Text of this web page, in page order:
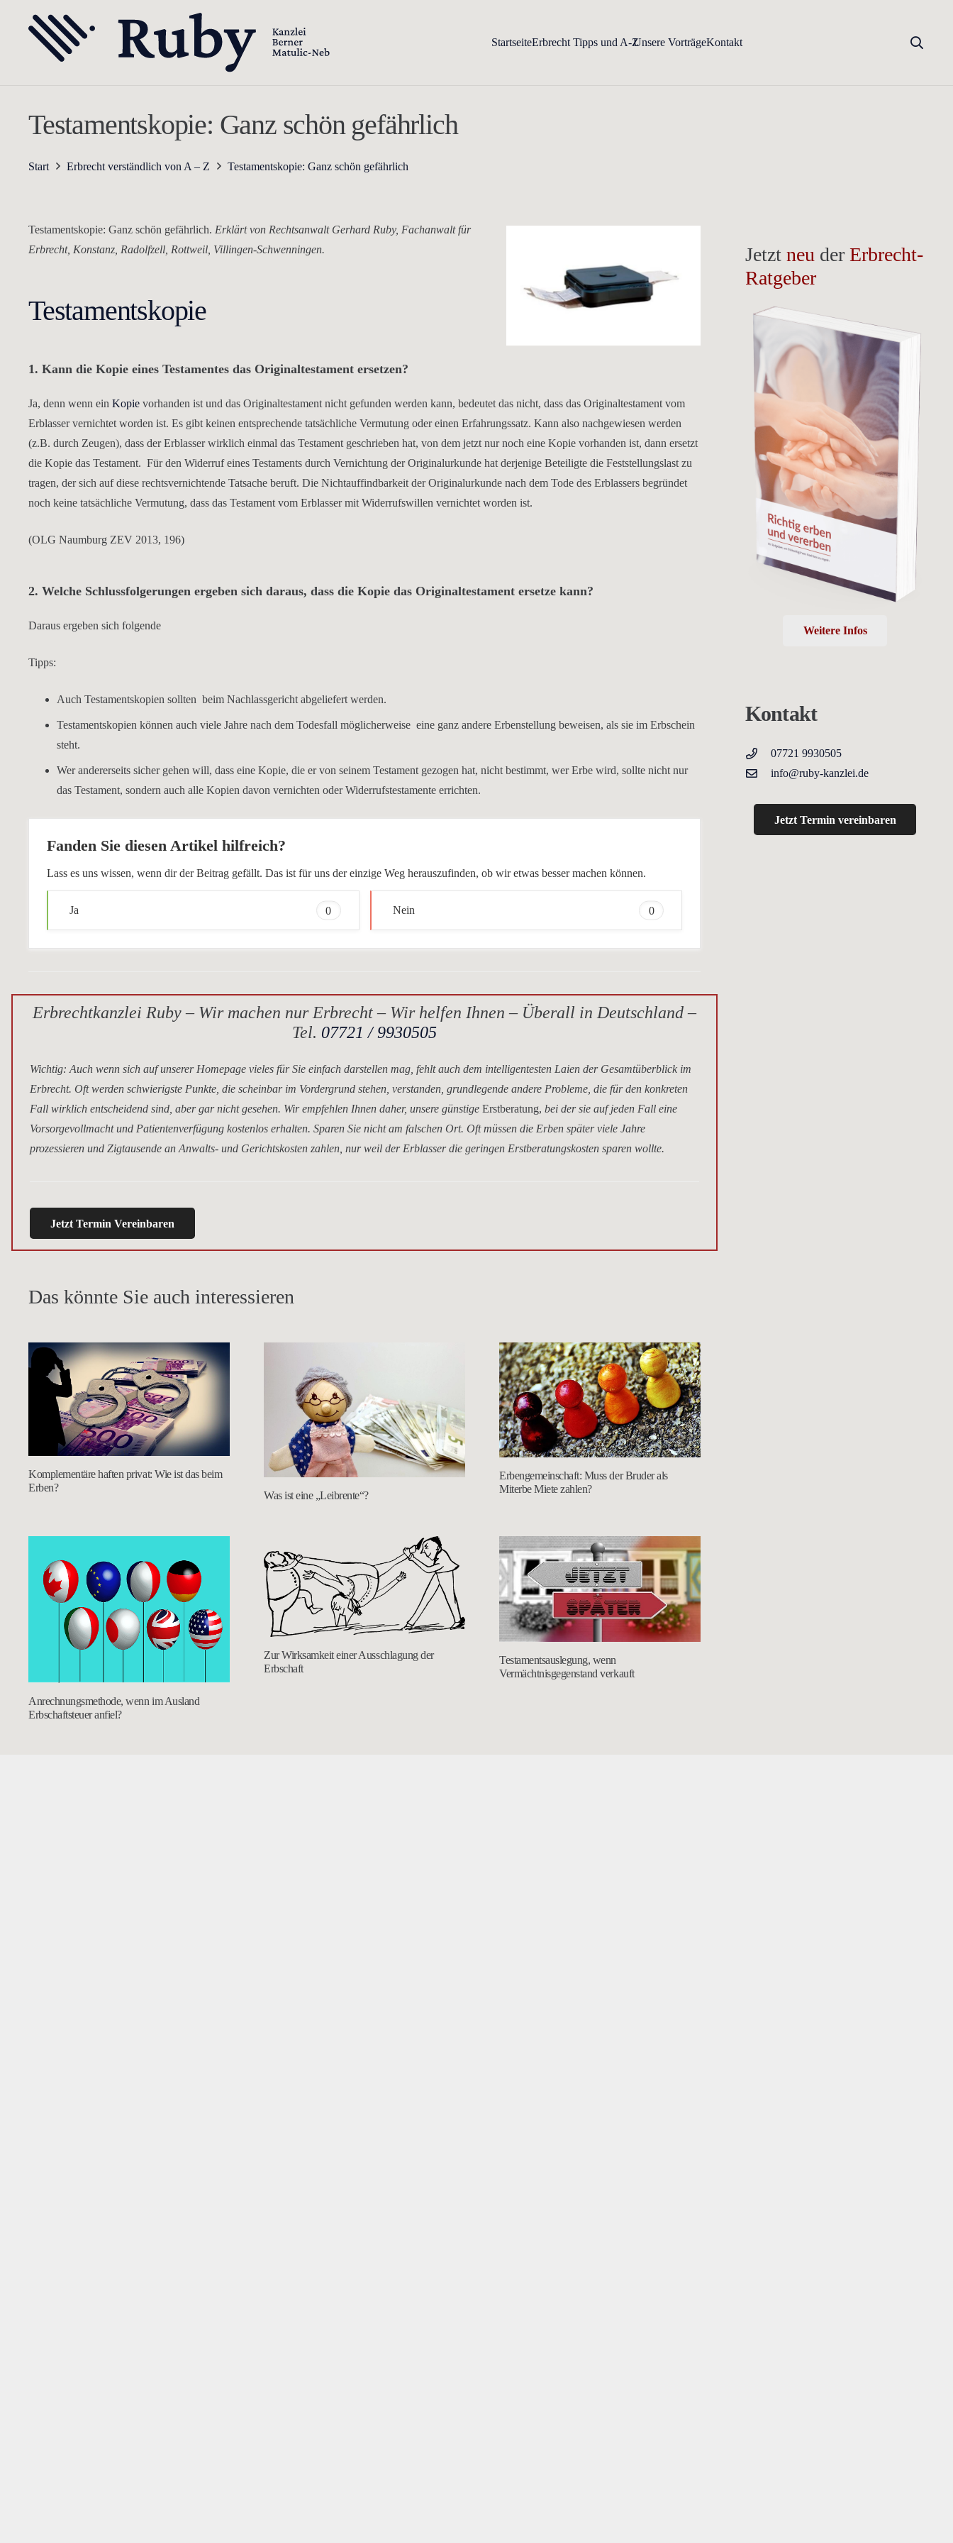
StartseiteErbrecht Tipps und A-ZUnsere VorträgeKontakt
Testamentskopie: Ganz schön gefährlich
Start Erbrecht verständlich von A – Z Testamentskopie: Ganz schön gefährlich
Testamentskopie: Ganz schön gefährlich. Erklärt von Rechtsanwalt Gerhard Ruby, Fachanwalt für
Erbrecht, Konstanz, Radolfzell, Rottweil, Villingen-Schwenningen.
Testamentskopie
1. Kann die Kopie eines Testamentes das Originaltestament ersetzen?
Ja, denn wenn ein Kopie vorhanden ist und das Originaltestament nicht gefunden werden kann, bedeutet das nicht, dass das Originaltestament vom
Erblasser vernichtet worden ist. Es gibt keinen entsprechende tatsächliche Vermutung oder einen Erfahrungssatz. Kann also nachgewiesen werden
(z.B. durch Zeugen), dass der Erblasser wirklich einmal das Testament geschrieben hat, von dem jetzt nur noch eine Kopie vorhanden ist, dann ersetzt
die Kopie das Testament. Für den Widerruf eines Testaments durch Vernichtung der Originalurkunde hat derjenige Beteiligte die Feststellungslast zu
tragen, der sich auf diese rechtsvernichtende Tatsache beruft. Die Nichtauffindbarkeit der Originalurkunde nach dem Tode des Erblassers begründet
noch keine tatsächliche Vermutung, dass das Testament vom Erblasser mit Widerrufswillen vernichtet worden ist.
(OLG Naumburg ZEV 2013, 196)
2. Welche Schlussfolgerungen ergeben sich daraus, dass die Kopie das Originaltestament ersetze kann?
Daraus ergeben sich folgende
Tipps:
Auch Testamentskopien sollten beim Nachlassgericht abgeliefert werden.
Testamentskopien können auch viele Jahre nach dem Todesfall möglicherweise eine ganz andere Erbenstellung beweisen, als sie im Erbschein
steht.
Wer andererseits sicher gehen will, dass eine Kopie, die er von seinem Testament gezogen hat, nicht bestimmt, wer Erbe wird, sollte nicht nur
das Testament, sondern auch alle Kopien davon vernichten oder Widerrufstestamente errichten.
Fanden Sie diesen Artikel hilfreich?
Lass es uns wissen, wenn dir der Beitrag gefällt. Das ist für uns der einzige Weg herauszufinden, ob wir etwas besser machen können.
Ja 0 Nein 0
Erbrechtkanzlei Ruby – Wir machen nur Erbrecht – Wir helfen Ihnen – Überall in Deutschland –
Tel. 07721 / 9930505
Wichtig: Auch wenn sich auf unserer Homepage vieles für Sie einfach darstellen mag, fehlt auch dem intelligentesten Laien der Gesamtüberblick im
Erbrecht. Oft werden schwierigste Punkte, die scheinbar im Vordergrund stehen, verstanden, grundlegende andere Probleme, die für den konkreten
Fall wirklich entscheidend sind, aber gar nicht gesehen. Wir empfehlen Ihnen daher, unsere günstige Erstberatung, bei der sie auf jeden Fall eine
Vorsorgevollmacht und Patientenverfügung kostenlos erhalten. Sparen Sie nicht am falschen Ort. Oft müssen die Erben später viele Jahre
prozessieren und Zigtausende an Anwalts- und Gerichtskosten zahlen, nur weil der Erblasser die geringen Erstberatungskosten sparen wollte.
Jetzt Termin Vereinbaren
Das könnte Sie auch interessieren
Komplementäre haften privat: Wie ist das beim
Erben?
Was ist eine „Leibrente“?
Erbengemeinschaft: Muss der Bruder als
Miterbe Miete zahlen?
Anrechnungsmethode, wenn im Ausland
Erbschaftsteuer anfiel?
Zur Wirksamkeit einer Ausschlagung der
Erbschaft
Testamentsauslegung, wenn
Vermächtnisgegenstand verkauft
Jetztneu derErbrecht-
Ratgeber
Weitere Infos
Kontakt
07721 9930505
info@ruby-kanzlei.de
Jetzt Termin vereinbaren